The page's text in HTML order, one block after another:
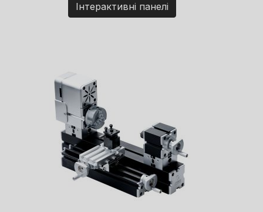
Інтерактивні панелі